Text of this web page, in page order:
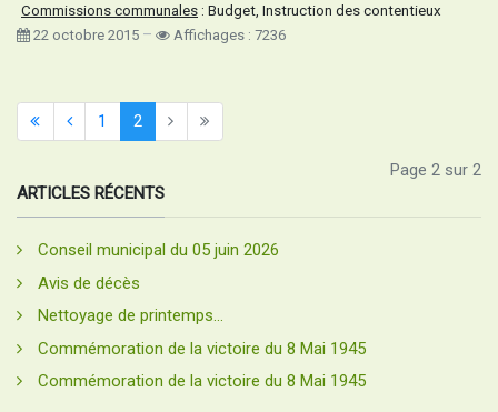
Commissions communales : Budget, Instruction des contentieux
22 octobre 2015
Affichages : 7236
1 2
Page 2 sur 2
ARTICLES RÉCENTS
Conseil municipal du 05 juin 2026
Avis de décès
Nettoyage de printemps...
Commémoration de la victoire du 8 Mai 1945
Commémoration de la victoire du 8 Mai 1945